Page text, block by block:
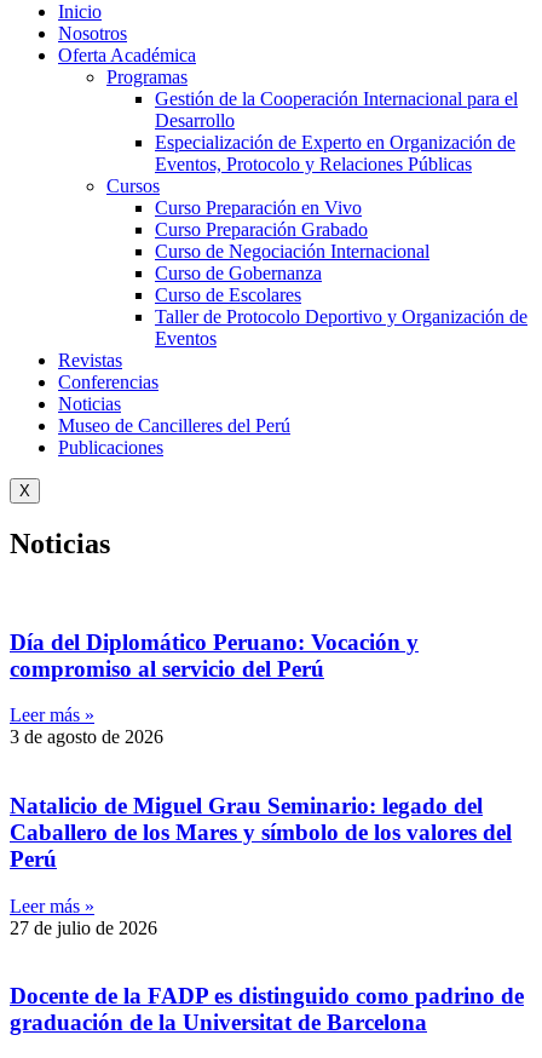
Inicio
Nosotros
Oferta Académica
Programas
Gestión de la Cooperación Internacional para el
Desarrollo
Especialización de Experto en Organización de
Eventos, Protocolo y Relaciones Públicas
Cursos
Curso Preparación en Vivo
Curso Preparación Grabado
Curso de Negociación Internacional
Curso de Gobernanza
Curso de Escolares
Taller de Protocolo Deportivo y Organización de
Eventos
Revistas
Conferencias
Noticias
Museo de Cancilleres del Perú
Publicaciones
X
Noticias
Día del Diplomático Peruano: Vocación y
compromiso al servicio del Perú
Leer más »
3 de agosto de 2026
Natalicio de Miguel Grau Seminario: legado del
Caballero de los Mares y símbolo de los valores del
Perú
Leer más »
27 de julio de 2026
Docente de la FADP es distinguido como padrino de
graduación de la Universitat de Barcelona